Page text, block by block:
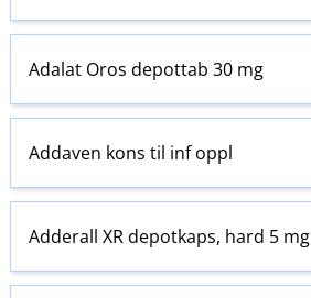
Adalat Oros depottab 30 mg
Addaven kons til inf oppl
Adderall XR depotkaps, hard 5 mg